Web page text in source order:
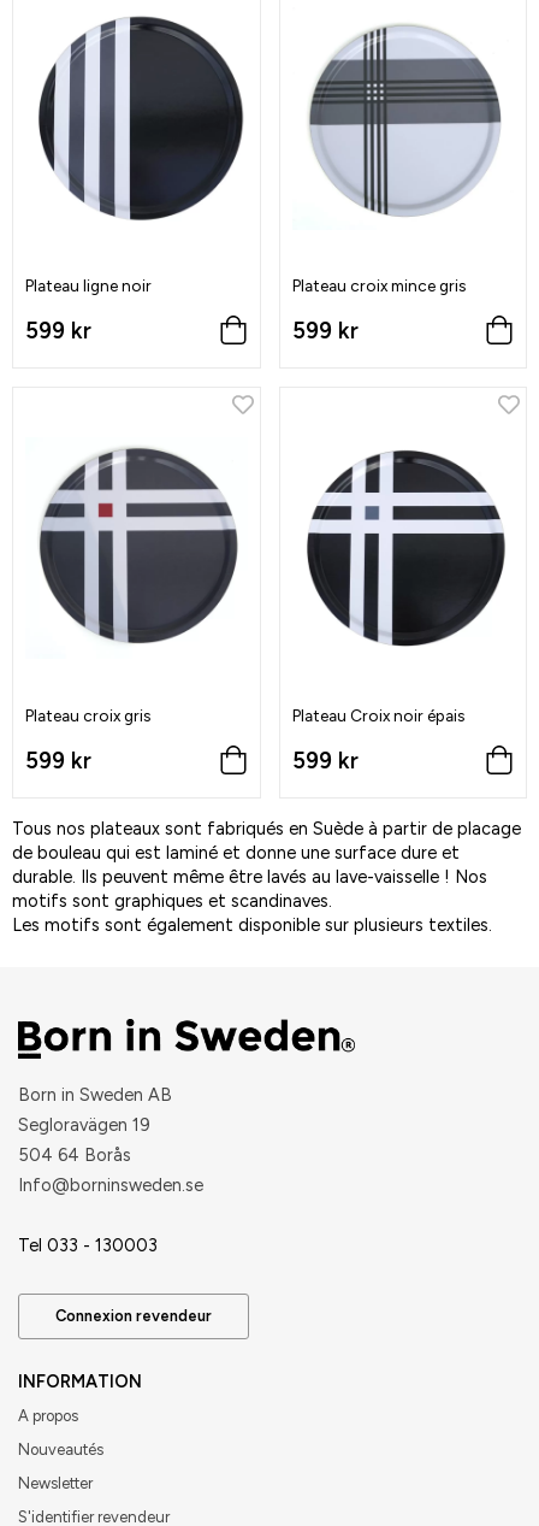
Plateau ligne noir
599 kr
Plateau croix mince gris
599 kr
Plateau croix gris
599 kr
Plateau Croix noir épais
599 kr
Tous nos plateaux sont fabriqués en Suède à partir de placage
de bouleau qui est laminé et donne une surface dure et
durable. Ils peuvent même être lavés au lave-vaisselle ! Nos
motifs sont graphiques et scandinaves.
Les motifs sont également disponible sur plusieurs textiles.
Born in Sweden AB
Segloravägen 19
504 64 Borås
​Info@borninsweden.se
Tel 033 - 130003
Connexion revendeur
INFORMATION
A propos
Nouveautés
Newsletter
S'identifier revendeur